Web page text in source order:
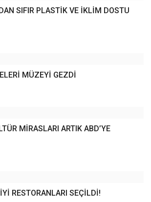
SIFIR PLASTİK VE İKLİM DOSTU
MÜZEYİ GEZDİ
MİRASLARI ARTIK ABD’YE
RESTORANLARI SEÇİLDİ!